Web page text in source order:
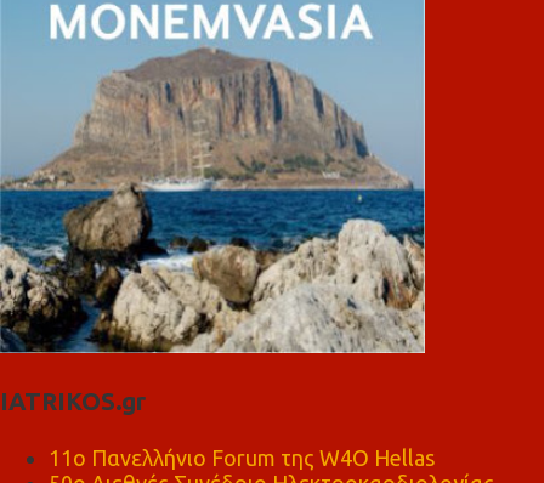
IATRIKOS.gr
11ο Πανελλήνιο Forum της W4O Hellas